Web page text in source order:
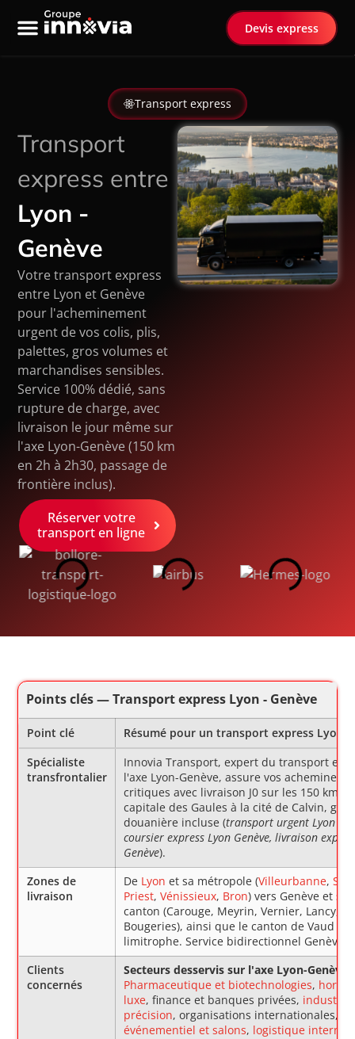
Devis express
Transport express
Transport
express entre
Lyon -
Genève
Votre transport express
entre Lyon et Genève
pour l'acheminement
urgent de vos colis, plis,
palettes, gros volumes et
marchandises sensibles.
Service 100% dédié, sans
rupture de charge, avec
livraison le jour même sur
l'axe Lyon-Genève (150 km
en 2h à 2h30, passage de
frontière inclus).
Réserver votre
transport en ligne
Points clés — Transport express Lyon - Genève
Point clé Résumé pour un transport express Lyon -
Spécialiste
transfrontalier
Innovia Transport, expert du transport
l'axe Lyon-Genève, assure vos
critiques avec livraison J0 sur les 150 km
capitale des Gaules à la cité de Calvin,
douanière incluse (transport urgent Lyon
coursier express Lyon Genève, livraison
Genève).
Zones de
livraison
De Lyon et sa métropole (Villeurbanne,
Priest,Vénissieux, Bron) vers Genève et son
canton (Carouge, Meyrin, Vernier, Lancy,
Bougeries), ainsi que le canton de Vaud
limitrophe. Service bidirectionnel Genève-
Clients
concernés
Secteurs desservis sur l'axe Lyon-Genève :
Pharmaceutique et biotechnologies,
luxe, finance et banques privées, industrie
précision, organisations internationales,
événementiel et salons, logistique